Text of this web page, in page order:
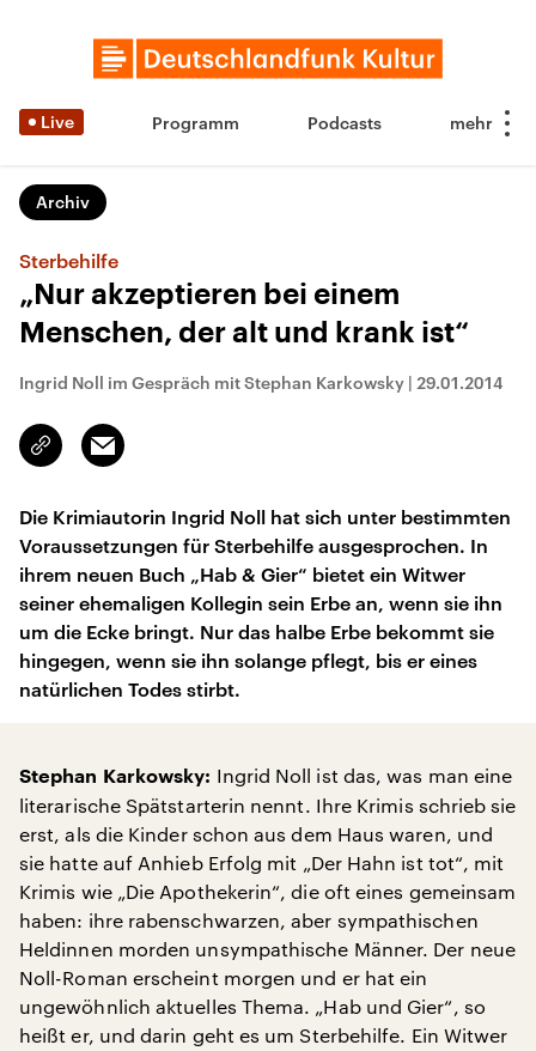
Live Programm Podcasts
Archiv
Sterbehilfe
„Nur akzeptieren bei einem
Menschen, der alt und krank ist“
Ingrid Noll im Gespräch mit Stephan Karkowsky | 29.01.2014
Link
kopieren/teilen
Email
Die Krimiautorin Ingrid Noll hat sich unter bestimmten
Voraussetzungen für Sterbehilfe ausgesprochen. In
ihrem neuen Buch „Hab & Gier“ bietet ein Witwer
seiner ehemaligen Kollegin sein Erbe an, wenn sie ihn
um die Ecke bringt. Nur das halbe Erbe bekommt sie
hingegen, wenn sie ihn solange pflegt, bis er eines
natürlichen Todes stirbt.
Stephan Karkowsky: Ingrid Noll ist das, was man eine
literarische Spätstarterin nennt. Ihre Krimis schrieb sie
erst, als die Kinder schon aus dem Haus waren, und
sie hatte auf Anhieb Erfolg mit „Der Hahn ist tot“, mit
Krimis wie „Die Apothekerin“, die oft eines gemeinsam
haben: ihre rabenschwarzen, aber sympathischen
Heldinnen morden unsympathische Männer. Der neue
Noll-Roman erscheint morgen und er hat ein
ungewöhnlich aktuelles Thema. „Hab und Gier“, so
heißt er, und darin geht es um Sterbehilfe. Ein Witwer